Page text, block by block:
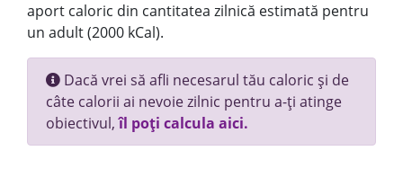
aport caloric din cantitatea zilnică estimată pentru
un adult (2000 kCal).
Dacă vrei să afli necesarul tău caloric și de
câte calorii ai nevoie zilnic pentru a-ți atinge
obiectivul,îl poți calcula aici.